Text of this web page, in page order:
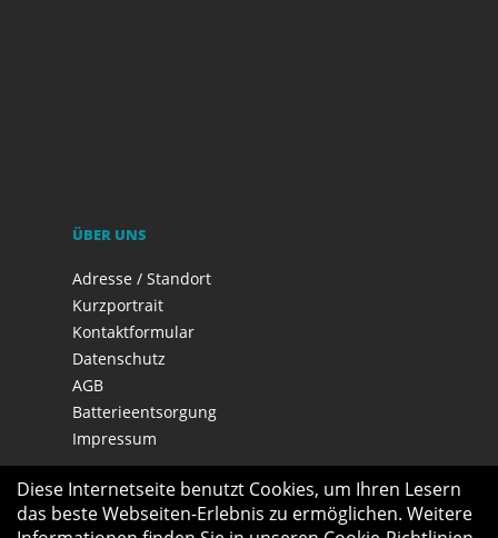
ÜBER UNS
Adresse / Standort
Kurzportrait
Kontaktformular
Datenschutz
AGB
Batterieentsorgung
Impressum
Diese Internetseite benutzt Cookies, um Ihren Lesern
das beste Webseiten-Erlebnis zu ermöglichen. Weitere